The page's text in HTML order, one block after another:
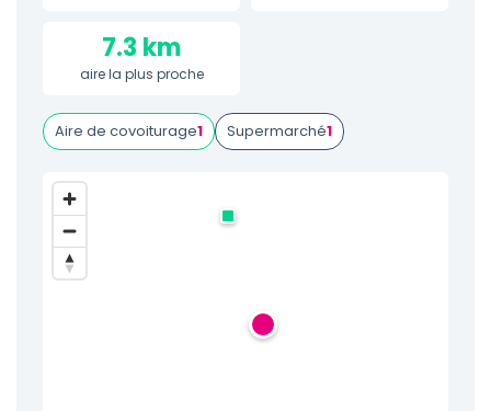
7.3 km
aire la plus proche
Aire de covoiturage1 Supermarché1